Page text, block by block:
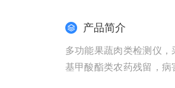
产品简介
多功能果蔬肉类检测仪
基甲酸酯类农药残留，